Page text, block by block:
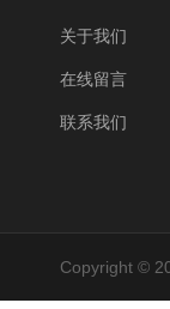
关于我们
在线留言
联系我们
Copyright ©